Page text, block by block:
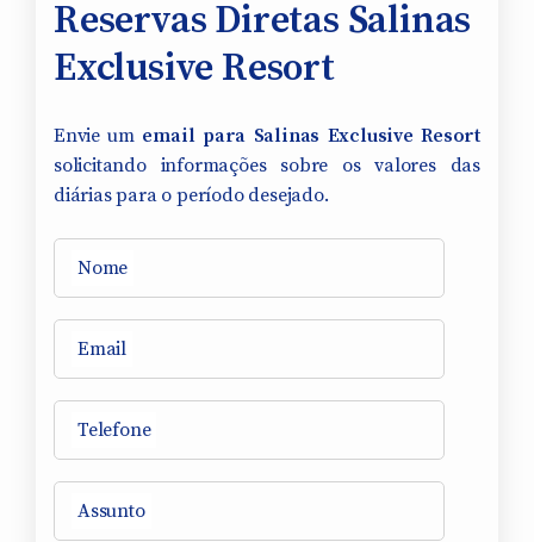
Reservas Diretas Salinas
Exclusive Resort
Envie um email para Salinas Exclusive Resort
solicitando informações sobre os valores das
diárias para o período desejado.
Nome
Email
Telefone
Assunto